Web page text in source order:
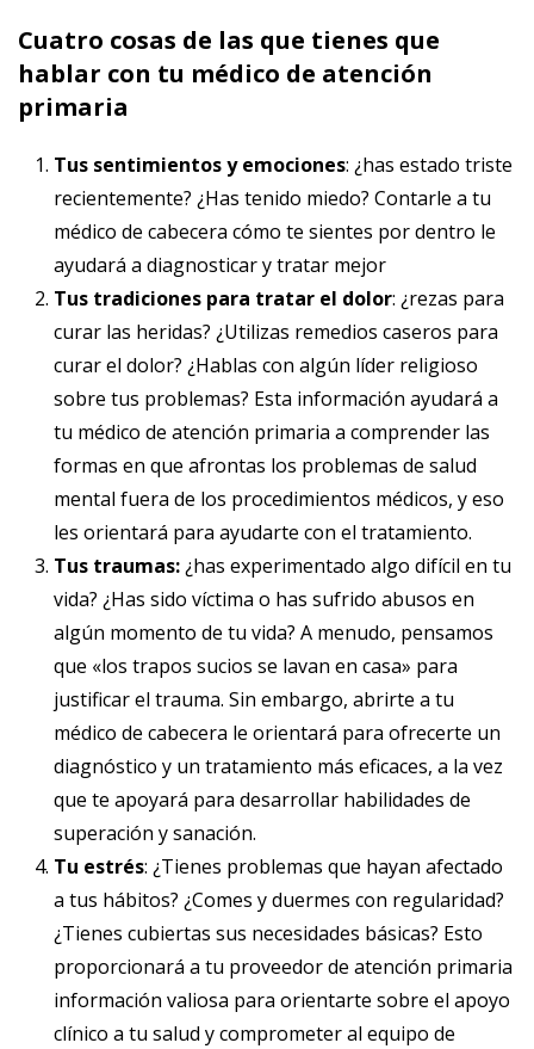
Cuatro cosas de las que tienes que
hablar con tu médico de atención
primaria
Tus sentimientos y emociones: ¿has estado triste
recientemente? ¿Has tenido miedo? Contarle a tu
médico de cabecera cómo te sientes por dentro le
ayudará a diagnosticar y tratar mejor
Tus tradiciones para tratar el dolor: ¿rezas para
curar las heridas? ¿Utilizas remedios caseros para
curar el dolor? ¿Hablas con algún líder religioso
sobre tus problemas? Esta información ayudará a
tu médico de atención primaria a comprender las
formas en que afrontas los problemas de salud
mental fuera de los procedimientos médicos, y eso
les orientará para ayudarte con el tratamiento.
Tus traumas:¿has experimentado algo difícil en tu
vida? ¿Has sido víctima o has sufrido abusos en
algún momento de tu vida? A menudo, pensamos
que «los trapos sucios se lavan en casa» para
justificar el trauma. Sin embargo, abrirte a tu
médico de cabecera le orientará para ofrecerte un
diagnóstico y un tratamiento más eficaces, a la vez
que te apoyará para desarrollar habilidades de
superación y sanación.
Tu estrés: ¿Tienes problemas que hayan afectado
a tus hábitos? ¿Comes y duermes con regularidad?
¿Tienes cubiertas sus necesidades básicas? Esto
proporcionará a tu proveedor de atención primaria
información valiosa para orientarte sobre el apoyo
clínico a tu salud y comprometer al equipo de